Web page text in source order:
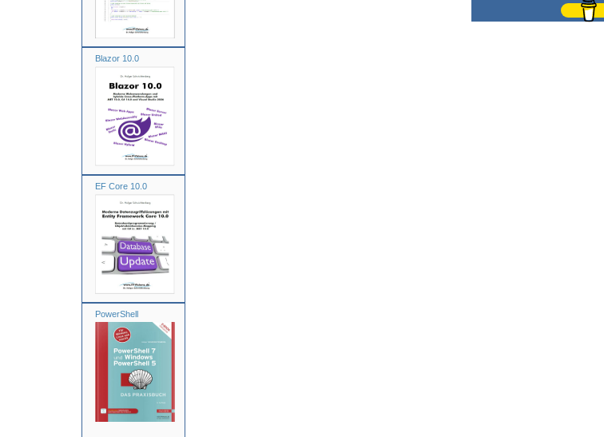
Blazor 10.0
EF Core 10.0
PowerShell